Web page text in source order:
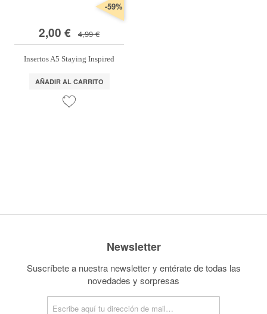
2,00 € 4,99 €
-59%
Insertos A5 Staying Inspired
AÑADIR AL CARRITO
Newsletter
Suscríbete a nuestra newsletter y entérate de todas las
novedades y sorpresas